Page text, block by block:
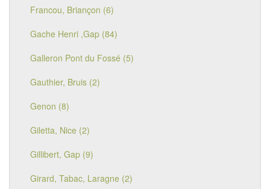
Francou, Briançon (6)
Gache Henri ,Gap (84)
Galleron Pont du Fossé (5)
Gauthier, Bruis (2)
Genon (8)
Giletta, Nice (2)
Gillibert, Gap (9)
Girard, Tabac, Laragne (2)